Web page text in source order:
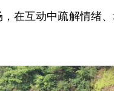
在互动中疏解情绪